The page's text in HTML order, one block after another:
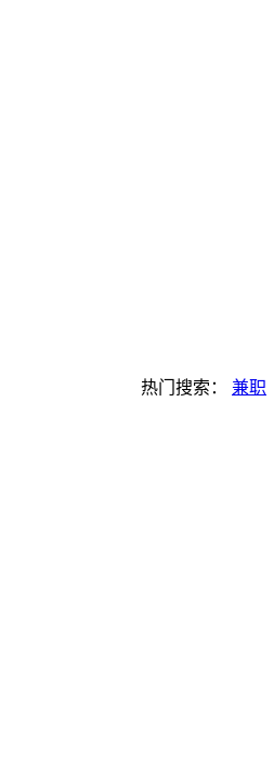
热门搜索： 兼职